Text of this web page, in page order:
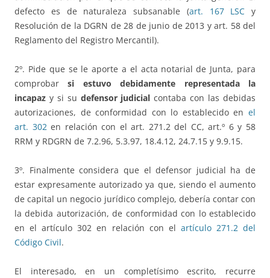
defecto es de naturaleza subsanable (art. 167 LSC y
Resolución de la DGRN de 28 de junio de 2013 y art. 58 del
Reglamento del Registro Mercantil).
2º. Pide que se le aporte a el acta notarial de Junta, para
comprobarsi estuvo debidamente representada la
incapaz y si su defensor judicial contaba con las debidas
autorizaciones, de conformidad con lo establecido en el
art. 302en relación con el art. 271.2 del CC, art.º 6 y 58
RRM y RDGRN de 7.2.96, 5.3.97, 18.4.12, 24.7.15 y 9.9.15.
3º. Finalmente considera que el defensor judicial ha de
estar expresamente autorizado ya que, siendo el aumento
de capital un negocio jurídico complejo, debería contar con
la debida autorización, de conformidad con lo establecido
en el artículo 302 en relación con el artículo 271.2 del
Código Civil.
El interesado, en un completísimo escrito, recurre